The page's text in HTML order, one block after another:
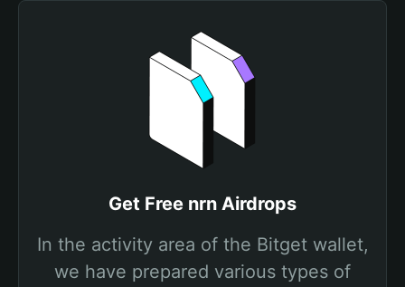
Get Free nrn Airdrops
In the activity area of the Bitget wallet,
we have prepared various types of